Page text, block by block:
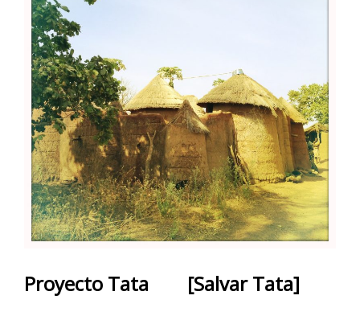
Proyecto Tata [Salvar Tata]